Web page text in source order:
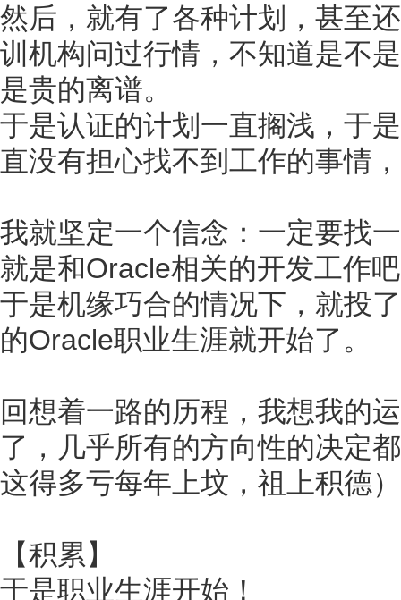
然后，就有了各种计划，甚至
训机构问过行情，不知道是不
是贵的离谱。
于是认证的计划一直搁浅，于
直没有担心找不到工作的事情
我就坚定一个信念：一定要找
就是和Oracle相关的开发工作
于是机缘巧合的情况下，就投
的Oracle职业生涯就开始了。
回想着一路的历程，我想我的
了，几乎所有的方向性的决定
这得多亏每年上坟，祖上积德
【积累】
于是职业生涯开始！